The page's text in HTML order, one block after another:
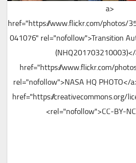
<a
href="https://www.flickr.com/photos/
041076" rel="nofollow">Transition
href="https://www.flickr.com/
rel="nofollow">NASA HQ PHOTO</
href="https://creativecommons.org/
rel="nofollow">CC-BY-